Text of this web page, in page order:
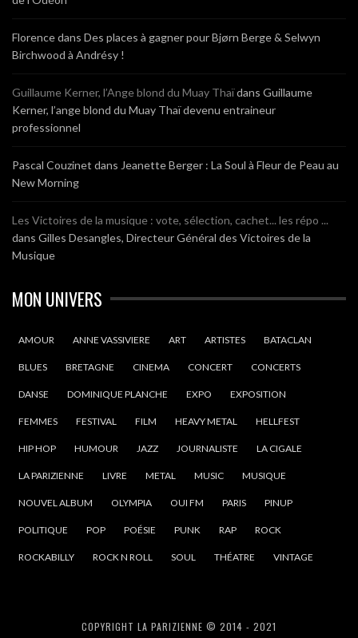
Florencedans Des places à gagner pour Bjørn Berge & Selwyn
Birchwood à Andrésy !
Guillaume Kerner, l’Ange blond du Muay Thaïdans Guillaume
Kerner, l’ange blond du Muay Thaï devenu entraineur
professionnel
Pascal Couzinet dans Jeanette Berger : La Soul à Fleur de Peau au
New Morning
Les Victoires de la musique : vote, sélection, cachet... les répo ...
dans Gilles Desangles, Directeur Général des Victoires de la
Musique
MON UNIVERS
AMOUR ANNE VASSIVIERE ART ARTISTES BATACLAN
BLUES BRETAGNE CINEMA CONCERT CONCERTS
DANSE DOMINIQUE PLANCHE EXPO EXPOSITION
FEMMES FESTIVAL FILM HEAVY METAL HELLFEST
HIP HOP HUMOUR JAZZ JOURNALISTE LA CIGALE
LA PARIZIENNE LIVRE METAL MUSIC MUSIQUE
NOUVEL ALBUM OLYMPIA OUI FM PARIS PINUP
POLITIQUE POP POÉSIE PUNK RAP ROCK
ROCKABILLY ROCK N ROLL SOUL THÉATRE VINTAGE
COPYRIGHT LA PARIZIENNE © 2014 - 2021